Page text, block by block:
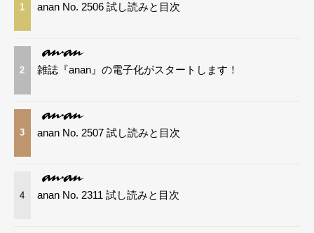
1 anan No. 2506 試し読みと目次
2 雑誌『anan』の電子化がスタートします！
3 anan No. 2507 試し読みと目次
4 anan No. 2311 試し読みと目次